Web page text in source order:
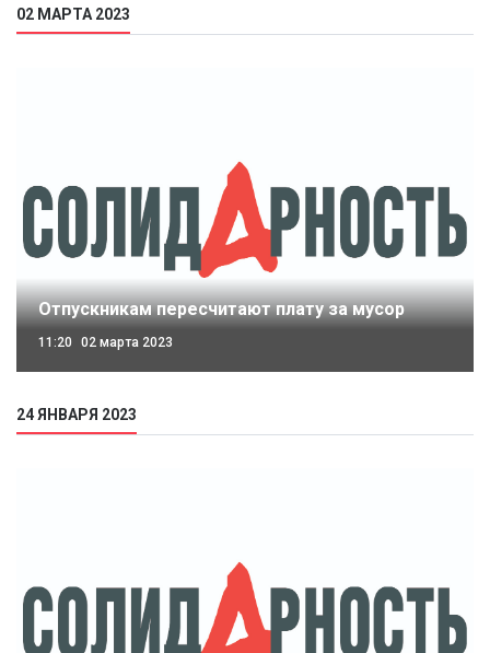
02 МАРТА 2023
Отпускникам пересчитают плату за мусор
11:20 02 марта 2023
24 ЯНВАРЯ 2023